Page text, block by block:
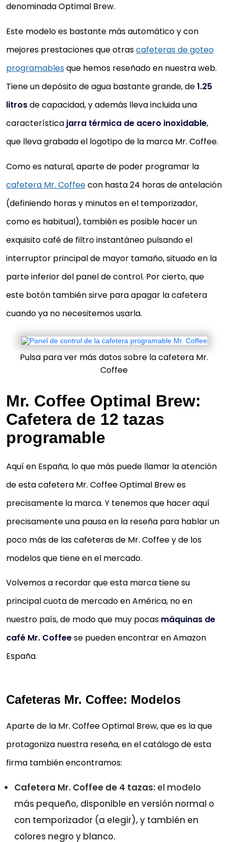
denominada Optimal Brew.
Este modelo es bastante más automático y con
mejores prestaciones que otrascafeteras de goteo
programablesque hemos reseñado en nuestra web.
Tiene un depósito de agua bastante grande, de1.25
litrosde capacidad, y además lleva incluida una
característica jarra térmica de acero inoxidable,
que lleva grabada el logotipo de la marca Mr. Coffee.
Como es natural, aparte de poder programar la
cafetera Mr. Coffeecon hasta 24 horas de antelación
(definiendo horas y minutos en el temporizador,
como es habitual), también es posible hacer un
exquisito café de filtro instantáneo pulsando el
interruptor principal de mayor tamaño, situado en la
parte inferior del panel de control. Por cierto, que
este botón también sirve para apagar la cafetera
cuando ya no necesitemos usarla.
Pulsa para ver más datos sobre la cafetera Mr.
Coffee
Mr. Coffee Optimal Brew:
Cafetera de 12 tazas
programable
Aquí en España, lo que más puede llamar la atención
de esta cafetera Mr. Coffee Optimal Brew es
precisamente la marca. Y tenemos que hacer aquí
precisamente una pausa en la reseña para hablar un
poco más de las cafeteras de Mr. Coffee y de los
modelos que tiene en el mercado.
Volvemos a recordar que esta marca tiene su
principal cuota de mercado en América, no en
nuestro país, de modo que muy pocas máquinas de
café Mr. Coffeese pueden encontrar en Amazon
España.
Cafeteras Mr. Coffee: Modelos
Aparte de la Mr. Coffee Optimal Brew, que es la que
protagoniza nuestra reseña, en el catálogo de esta
firma también encontramos:
Cafetera Mr. Coffee de 4 tazas: el modelo
más pequeño, disponible en versión normal o
con temporizador (a elegir), y también en
colores negro y blanco.